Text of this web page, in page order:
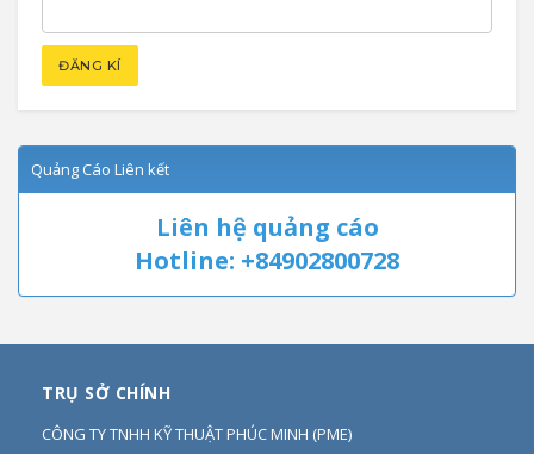
Quảng Cáo Liên kết
Liên hệ quảng cáo
Hotline: +84902800728
TRỤ SỞ CHÍNH
CÔNG TY TNHH KỸ THUẬT PHÚC MINH (PME)